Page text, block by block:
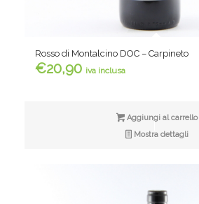
Rosso di Montalcino DOC – Carpineto
€20,90 iva inclusa
Aggiungi al carrello
Mostra dettagli